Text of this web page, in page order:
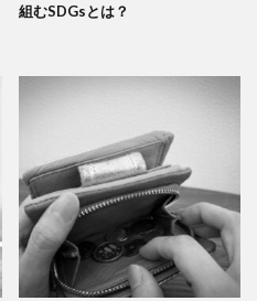
組むSDGsとは？